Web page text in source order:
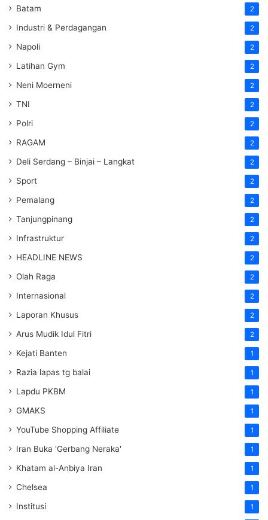
Batam 2
Industri & Perdagangan 2
Napoli 2
Latihan Gym 2
Neni Moerneni 2
TNI 2
Polri 2
RAGAM 2
Deli Serdang – Binjai – Langkat 2
Sport 2
Pemalang 2
Tanjungpinang 2
Infrastruktur 2
HEADLINE NEWS 2
Olah Raga 2
Internasional 2
Laporan Khusus 2
Arus Mudik Idul Fitri 2
Kejati Banten 1
Razia lapas tg balai 1
Lapdu PKBM 1
GMAKS 1
YouTube Shopping Affiliate 1
Iran Buka 'Gerbang Neraka' 1
Khatam al-Anbiya Iran 1
Chelsea 1
Institusi 1